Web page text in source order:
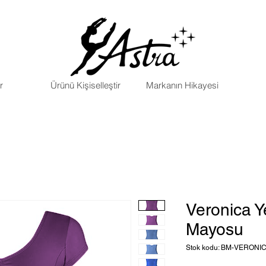
Ürünü Kişiselleştir Markanın Hikayesi
Veronica
Mayosu
Stok kodu: BM-